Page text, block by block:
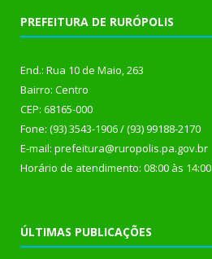
PREFEITURA DE RURÓPOLIS
End.: Rua 10 de Maio, 263
Bairro: Centro
CEP: 68165-000
Fone: (93) 3543-1906 / (93) 99188-2170
E-mail: prefeitura@ruropolis.pa.gov.br
Horário de atendimento: 08:00 às 14:00
ÚLTIMAS PUBLICAÇÕES